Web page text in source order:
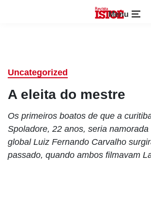
Menu
Uncategorized
A eleita do mestre
Os primeiros boatos de que a
Spoladore, 22 anos, seria
global Luiz Fernando Carvalho
passado, quando ambos filmavam